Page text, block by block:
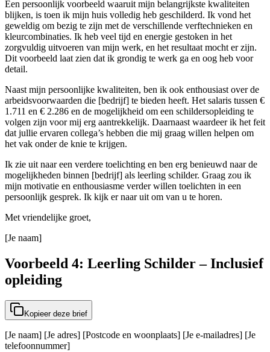
Een persoonlijk voorbeeld waaruit mijn belangrijkste kwaliteiten
blijken, is toen ik mijn huis volledig heb geschilderd. Ik vond het
geweldig om bezig te zijn met de verschillende verftechnieken en
kleurcombinaties. Ik heb veel tijd en energie gestoken in het
zorgvuldig uitvoeren van mijn werk, en het resultaat mocht er zijn.
Dit voorbeeld laat zien dat ik grondig te werk ga en oog heb voor
detail.
Naast mijn persoonlijke kwaliteiten, ben ik ook enthousiast over de
arbeidsvoorwaarden die [bedrijf] te bieden heeft. Het salaris tussen €
1.711 en € 2.286 en de mogelijkheid om een schildersopleiding te
volgen zijn voor mij erg aantrekkelijk. Daarnaast waardeer ik het feit
dat jullie ervaren collega’s hebben die mij graag willen helpen om
het vak onder de knie te krijgen.
Ik zie uit naar een verdere toelichting en ben erg benieuwd naar de
mogelijkheden binnen [bedrijf] als leerling schilder. Graag zou ik
mijn motivatie en enthousiasme verder willen toelichten in een
persoonlijk gesprek. Ik kijk er naar uit om van u te horen.
Met vriendelijke groet,
[Je naam]
Voorbeeld 4: Leerling Schilder – Inclusief
opleiding
Kopieer deze brief
[Je naam] [Je adres] [Postcode en woonplaats] [Je e-mailadres] [Je
telefoonnummer]